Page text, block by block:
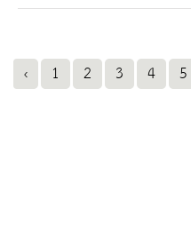
‹ 1 2 3 4 5